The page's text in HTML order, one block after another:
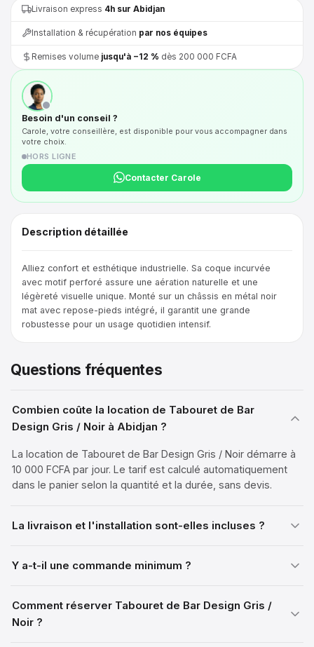
Livraison express 4h sur Abidjan
Installation & récupération par nos équipes
Remises volume jusqu'à −12 % dès 200 000 FCFA
Besoin d'un conseil ?
Carole, votre conseillère, est disponible pour vous accompagner dans
votre choix.
HORS LIGNE
Contacter Carole
Description détaillée
Alliez confort et esthétique industrielle. Sa coque incurvée
avec motif perforé assure une aération naturelle et une
légèreté visuelle unique. Monté sur un châssis en métal noir
mat avec repose-pieds intégré, il garantit une grande
robustesse pour un usage quotidien intensif.
Questions fréquentes
Combien coûte la location de Tabouret de Bar
Design Gris / Noir à Abidjan ?
La location de Tabouret de Bar Design Gris / Noir démarre à
10 000 FCFA par jour. Le tarif est calculé automatiquement
dans le panier selon la quantité et la durée, sans devis.
La livraison et l'installation sont-elles incluses ?
Y a-t-il une commande minimum ?
Comment réserver Tabouret de Bar Design Gris /
Noir ?